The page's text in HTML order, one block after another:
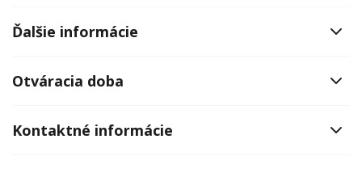
Ďalšie informácie
Otváracia doba
Kontaktné informácie